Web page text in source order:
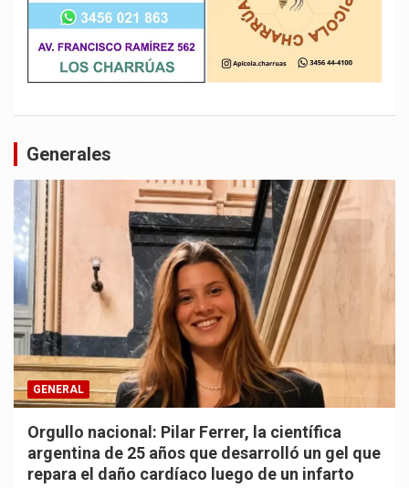
Generales
GENERAL
Orgullo nacional: Pilar Ferrer, la científica
argentina de 25 años que desarrolló un gel que
repara el daño cardíaco luego de un infarto